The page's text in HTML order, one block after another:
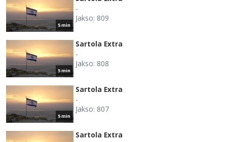
5 min
-
Jakso: 809
5 min
Sartola Extra
-
Jakso: 808
5 min
Sartola Extra
-
Jakso: 807
Sartola Extra